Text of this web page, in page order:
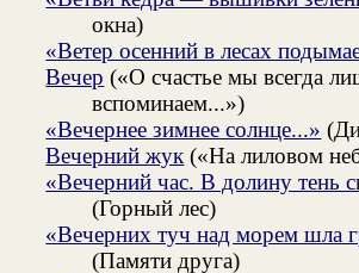
окна)
«Ветер осенний в лесах
Вечер («О счастье мы всегда
вспоминаем...»)
«Вечернее зимнее солнце...»
Вечерний жук («На лиловом
«Вечерний час. В долину тень
(Горный лес)
«Вечерних туч над морем шла
(Памяти друга)